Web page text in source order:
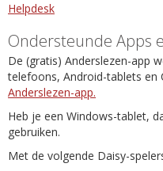
Helpdesk
Ondersteunde Apps
De (gratis) Anderslezen-app
telefoons, Android-tablets en
Anderslezen-app.
Heb je een Windows-tablet,
gebruiken.
Met de volgende Daisy-